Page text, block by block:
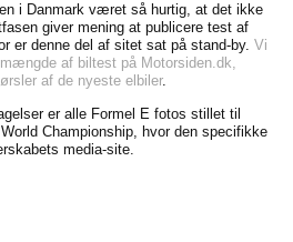
i Danmark været så hurtig, at det ikke
giver mening at publicere test af
er denne del af sitet sat på stand-by. Vi
af biltest på Motorsiden.dk,
af de nyeste elbiler.
er alle Formel E fotos stillet til
Championship, hvor den specifikke
media-site.